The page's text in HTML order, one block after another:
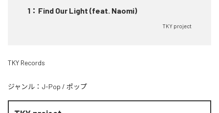
1 ： Find Our Light (feat. Naomi)
TKY project
TKY Records
ジャンル： J-Pop / ポップ